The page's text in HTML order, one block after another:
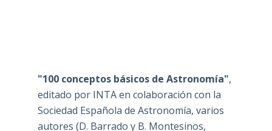
"100 conceptos básicos de Astronomía",
editado por INTA en colaboración con la
Sociedad Española de Astronomía, varios
autores (D. Barrado y B. Montesinos,